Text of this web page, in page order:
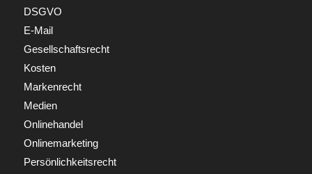
DSGVO
E-Mail
Gesellschaftsrecht
Kosten
Markenrecht
Medien
Onlinehandel
Onlinemarketing
Persönlichkeitsrecht